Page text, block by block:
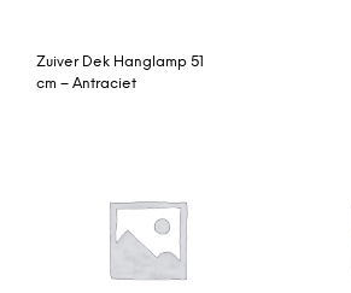
Zuiver Dek Hanglamp 51
cm – Antraciet